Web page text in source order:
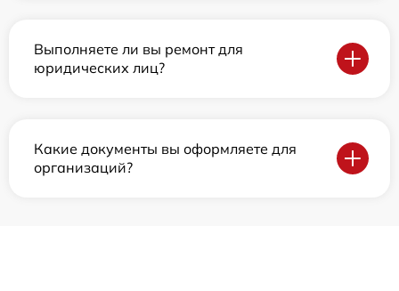
Выполняете ли вы ремонт для
юридических лиц?
Какие документы вы оформляете для
организаций?